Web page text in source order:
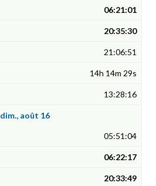
06:21:01
20:35:30
21:06:51
14h 14m 29s
13:28:16
dim., août 16
05:51:04
06:22:17
20:33:49